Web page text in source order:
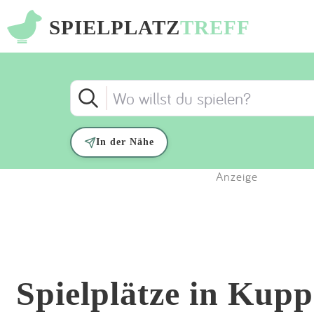
SPIELPLATZTREFF
In der Nähe
Anzeige
Spielplätze in